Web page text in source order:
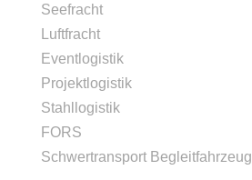
Seefracht
Luftfracht
Eventlogistik
Projektlogistik
Stahllogistik
FORS
Schwertransport Begleitfahrzeug